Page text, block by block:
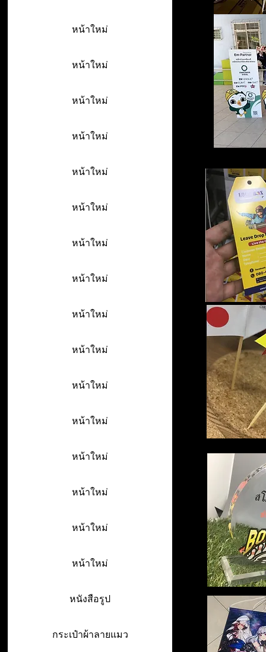
หน้าใหม่
หน้าใหม่
หน้าใหม่
หน้าใหม่
หน้าใหม่
หน้าใหม่
หน้าใหม่
หน้าใหม่
หน้าใหม่
หน้าใหม่
หน้าใหม่
หน้าใหม่
หน้าใหม่
หน้าใหม่
หน้าใหม่
หน้าใหม่
หนังสือรูป
กระเป๋าผ้าลายแมว